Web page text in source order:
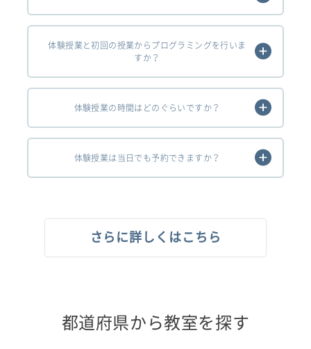
体験授業と初回の授業からプログラミングを行いま
すか？
体験授業の時間はどのぐらいですか？
体験授業は当日でも予約できますか？
さらに詳しくはこちら
都道府県から教室を探す